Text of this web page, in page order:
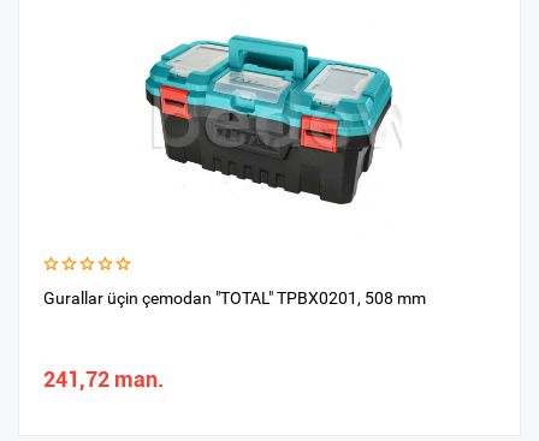
Gurallar üçin çemodan "TOTAL" TPBX0201, 508 mm
241,72 man.